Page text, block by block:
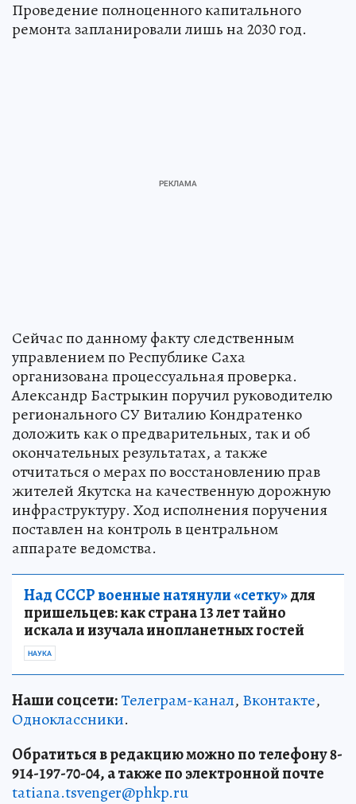
Проведение полноценного капитального
ремонта запланировали лишь на 2030 год.
Сейчас по данному факту следственным
управлением по Республике Саха
организована процессуальная проверка.
Александр Бастрыкин поручил руководителю
регионального СУ Виталию Кондратенко
доложить как о предварительных, так и об
окончательных результатах, а также
отчитаться о мерах по восстановлению прав
жителей Якутска на качественную дорожную
инфраструктуру. Ход исполнения поручения
поставлен на контроль в центральном
аппарате ведомства.
Над СССР военные натянули «сетку»для
пришельцев: как страна 13 лет тайно
искала и изучала инопланетных гостей
НАУКА
Наши соцсети:Телеграм-канал, Вконтакте,
Одноклассники.
Обратиться в редакцию можно по телефону 8-
914-197-70-04, а также по электронной почте
tatiana.tsvenger@phkp.ru